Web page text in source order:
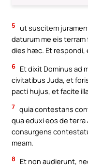
5 ut suscitem
daturum me eis
dies hæc. Et respondi,
6 Et dixit Dominus ad
civitatibus Juda, et
pacti hujus, et facite
7 quia contestans
qua eduxi eos de
consurgens
meam.
8
Et non audierunt,